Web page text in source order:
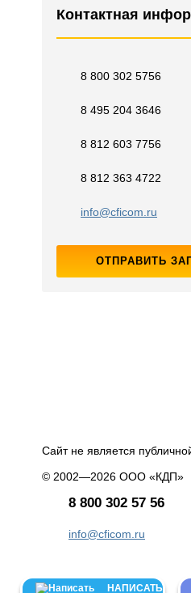
Контактная
8 800 302 5756
8 495 204 3646
8 812 603 7756
8 812 363 4722
info@cficom.ru
ОТПРАВИТЬ
Сайт не является
© 2002—2026 ООО «КДП»
8 800 302 57 56
info@cficom.ru
НАПИСАТЬ